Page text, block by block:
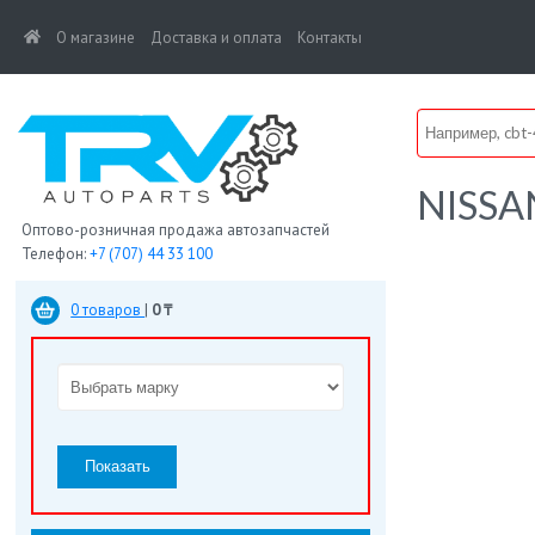
(current)
О магазине Доставка и оплата Контакты
Оптово-розничная продажа автозапчастей
Телефон:+7 (707) 44 33 100
0 товаров | 0 ₸
Показать